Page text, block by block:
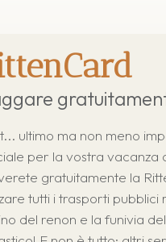
ultimo ma non meno
per la vostra vacanza
gratuitamente la
tutti i trasporti
del renon e la funivia